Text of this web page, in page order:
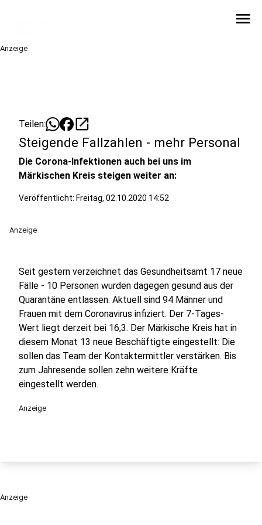
menu
Anzeige
Teilen: open_in_new
Steigende Fallzahlen - mehr Personal
Die Corona-Infektionen auch bei uns im
Märkischen Kreis steigen weiter an:
Veröffentlicht: Freitag, 02.10.2020 14:52
Anzeige
Seit gestern verzeichnet das Gesundheitsamt 17 neue
Fälle - 10 Personen wurden dagegen gesund aus der
Quarantäne entlassen. Aktuell sind 94 Männer und
Frauen mit dem Coronavirus infiziert. Der 7-Tages-
Wert liegt derzeit bei 16,3. Der Märkische Kreis hat in
diesem Monat 13 neue Beschäftigte eingestellt: Die
sollen das Team der Kontaktermittler verstärken. Bis
zum Jahresende sollen zehn weitere Kräfte
eingestellt werden.
Anzeige
Anzeige